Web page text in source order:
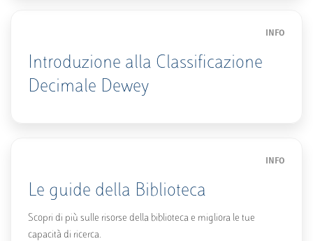
INFO
Introduzione alla Classificazione
Decimale Dewey
INFO
Le guide della Biblioteca
Scopri di più sulle risorse della biblioteca e migliora le tue
capacità di ricerca.